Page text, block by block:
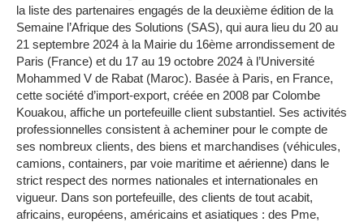
la liste des partenaires engagés de la deuxième édition de la
Semaine l’Afrique des Solutions (SAS), qui aura lieu du 20 au
21 septembre 2024 à la Mairie du 16ème arrondissement de
Paris (France) et du 17 au 19 octobre 2024 à l’Université
Mohammed V de Rabat (Maroc). Basée à Paris, en France,
cette société d’import-export, créée en 2008 par Colombe
Kouakou, affiche un portefeuille client substantiel. Ses activités
professionnelles consistent à acheminer pour le compte de
ses nombreux clients, des biens et marchandises (véhicules,
camions, containers, par voie maritime et aérienne) dans le
strict respect des normes nationales et internationales en
vigueur. Dans son portefeuille, des clients de tout acabit,
africains, européens, américains et asiatiques : des Pme,